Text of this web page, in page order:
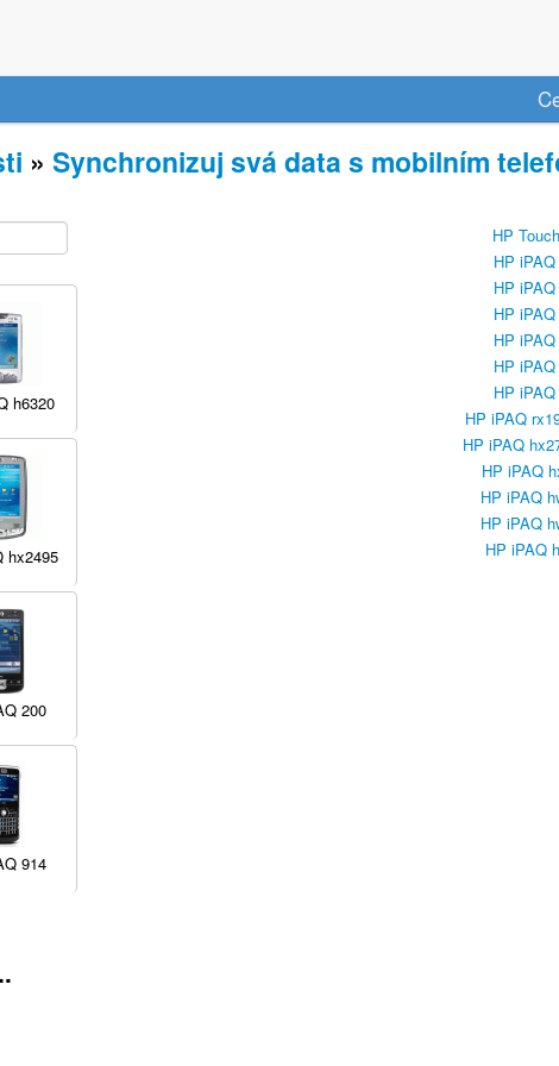
» Synchronizuj svá data s mobilním
h6320
hx2495
200
914
HP
HP
HP
HP
HP
HP
HP
HP iPAQ
HP iPAQ
HP iPAQ
HP iPAQ
HP iPAQ
HP iPAQ